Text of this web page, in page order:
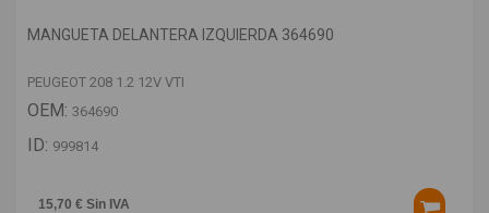
MANGUETA DELANTERA IZQUIERDA 364690
PEUGEOT 208 1.2 12V VTI
OEM: 364690
ID: 999814
15,70 € Sin IVA